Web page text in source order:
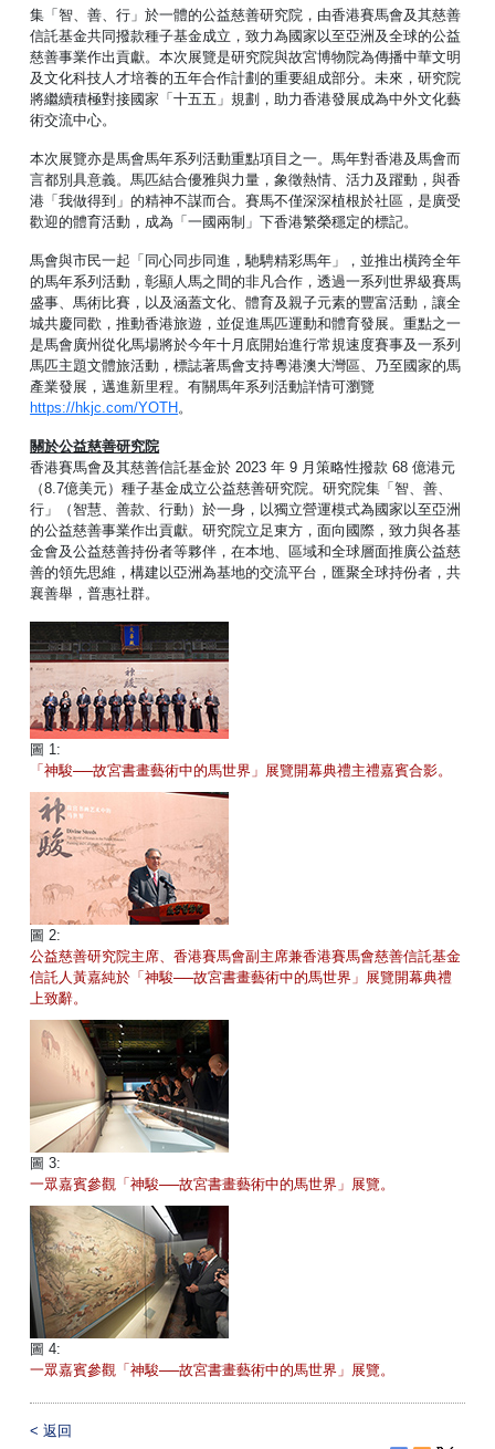
集「智、善、行」於一體的公益慈善研究院，由香港賽馬會及其慈善
信託基金共同撥款種子基金成立，致力為國家以至亞洲及全球的公益
慈善事業作出貢獻。本次展覽是研究院與故宮博物院為傳播中華文明
及文化科技人才培養的五年合作計劃的重要組成部分。未來，研究院
將繼續積極對接國家「十五五」規劃，助力香港發展成為中外文化藝
術交流中心。
本次展覽亦是馬會馬年系列活動重點項目之一。馬年對香港及馬會而
言都別具意義。馬匹結合優雅與力量，象徵熱情、活力及躍動，與香
港「我做得到」的精神不謀而合。賽馬不僅深深植根於社區，是廣受
歡迎的體育活動，成為「一國兩制」下香港繁榮穩定的標記。
馬會與市民一起「同心同步同進，馳騁精彩馬年」，並推出橫跨全年
的馬年系列活動，彰顯人馬之間的非凡合作，透過一系列世界級賽馬
盛事、馬術比賽，以及涵蓋文化、體育及親子元素的豐富活動，讓全
城共慶同歡，推動香港旅遊，並促進馬匹運動和體育發展。重點之一
是馬會廣州從化馬場將於今年十月底開始進行常規速度賽事及一系列
馬匹主題文體旅活動，標誌著馬會支持粵港澳大灣區、乃至國家的馬
產業發展，邁進新里程。有關馬年系列活動詳情可瀏覽
https://hkjc.com/YOTH。
關於公益慈善研究院
香港賽馬會及其慈善信託基金於 2023 年 9 月策略性撥款 68 億港元
（8.7億美元）種子基金成立公益慈善研究院。研究院集「智、善、
行」（智慧、善款、行動）於一身，以獨立營運模式為國家以至亞洲
的公益慈善事業作出貢獻。研究院立足東方，面向國際，致力與各基
金會及公益慈善持份者等夥伴，在本地、區域和全球層面推廣公益慈
善的領先思維，構建以亞洲為基地的交流平台，匯聚全球持份者，共
襄善舉，普惠社群。
圖 1:
「神駿──故宮書畫藝術中的馬世界」展覽開幕典禮主禮嘉賓合影。
圖 2:
公益慈善研究院主席、香港賽馬會副主席兼香港賽馬會慈善信託基金
信託人黃嘉純於「神駿──故宮書畫藝術中的馬世界」展覽開幕典禮
上致辭。
圖 3:
一眾嘉賓參觀「神駿──故宮書畫藝術中的馬世界」展覽。
圖 4:
一眾嘉賓參觀「神駿──故宮書畫藝術中的馬世界」展覽。
<返回